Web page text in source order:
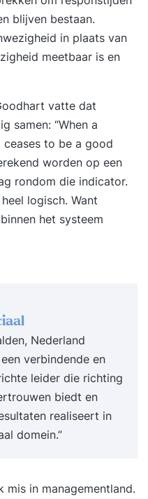
we leren van
eigen gebruik?
blijven bestaan.
in plaats van
meetbaar is en
vatte dat
samen: “When a
to be a good
worden op een
rondom die indicator.
logisch. Want
het systeem
Nederland
verbindende en
leider die richting
biedt en
realiseert in
domein.”
mis in managementland.